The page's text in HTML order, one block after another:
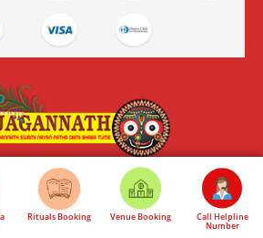
MOBILE APP
MOBILE APP
Rituals Booking Venue Booking Call Helpline
Number